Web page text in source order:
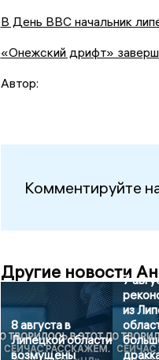
В День ВВС начальник
«Онежский дрифт»
Автор:
Комментируйте
Другие новости
8 августа в
Липецкой области
возмущены
7
из